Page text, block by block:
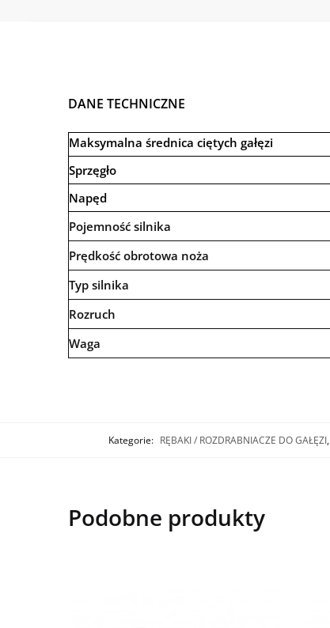
DANE TECHNICZNE
Maksymalna średnica ciętych gałęzi
Sprzęgło
Napęd
Pojemność silnika
Prędkość obrotowa noża
Typ silnika
Rozruch
Waga
Kategorie: RĘBAKI / ROZDRABNIACZE DO GAŁĘZI,
Podobne produkty